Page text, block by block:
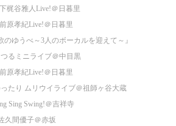
梶谷雅人Live!＠日暮里
原孝紀Live!＠日暮里
のゆうべ～3人のボーカルを迎えて～』
るミニライブ＠中目黒
原孝紀Live!＠日暮里
たり ムリウイライブ＠祖師ヶ谷大蔵
Sing Swing!＠吉祥寺
久間優子＠赤坂